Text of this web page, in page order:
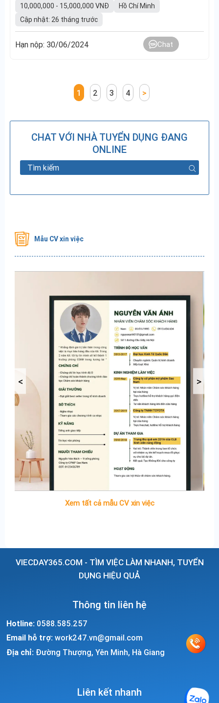
10,000,000 - 15,000,000 VNĐ
Hồ Chí Minh
Cập nhật: 26 tháng trước
Hạn nộp: 30/06/2024 Chat
1 2 3 4 >
CHAT VỚI NHÀ TUYỂN DỤNG ĐANG
ONLINE
Mẫu CV xin việc
Xem tất cả mẫu CV xin việc
VIECDAY365.COM - TÌM VIỆC LÀM NHANH, TUYỂN
DỤNG HIỆU QUẢ
Thông tin liên hệ
Hotline: 0588.585.257
Email hỗ trợ: work247.vn@gmail.com
Địa chỉ: Đường Thượng, Yên Minh, Hà Giang
Liên kết nhanh